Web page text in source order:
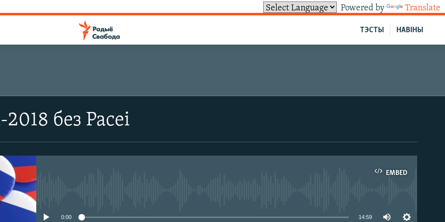
Powered by Translate
НАВІНЫ
ТЭСТЫ
без Расеі
EMBED
0:00 14:59